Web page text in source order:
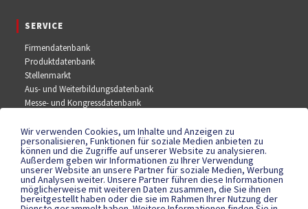
SERVICE
Firmendatenbank
Produktdatenbank
Stellenmarkt
Aus- und Weiterbildungsdatenbank
Messe- und Kongressdatenbank
SOCIAL MEDIA
Facebook
YouTube
Instagram
Wir verwenden Cookies, um Inhalte und Anzeigen zu
personalisieren, Funktionen für soziale Medien anbieten zu
können und die Zugriffe auf unserer Website zu analysieren.
Außerdem geben wir Informationen zu Ihrer Verwendung
unserer Website an unsere Partner für soziale Medien, Werbung
und Analysen weiter. Unsere Partner führen diese Informationen
möglicherweise mit weiteren Daten zusammen, die Sie ihnen
bereitgestellt haben oder die sie im Rahmen Ihrer Nutzung der